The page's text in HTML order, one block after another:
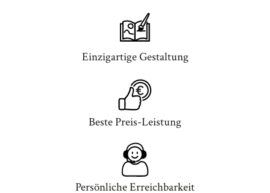
Einzigartige Gestaltung
Beste Preis-Leistung
Persönliche Erreichbarkeit